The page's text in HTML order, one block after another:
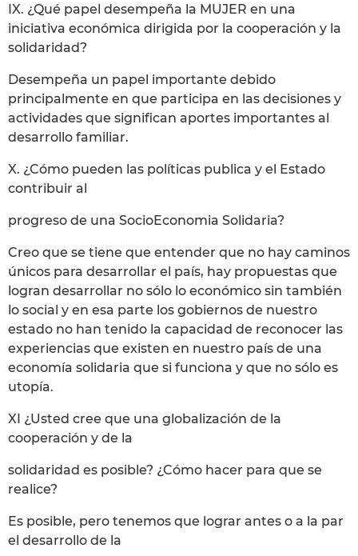
IX. ¿Qué papel desempeña la MUJER en una
iniciativa económica dirigida por la cooperación y la
solidaridad?
Desempeña un papel importante debido
principalmente en que participa en las decisiones y
actividades que significan aportes importantes al
desarrollo familiar.
X. ¿Cómo pueden las políticas publica y el Estado
contribuir al
progreso de una SocioEconomia Solidaria?
Creo que se tiene que entender que no hay caminos
únicos para desarrollar el país, hay propuestas que
logran desarrollar no sólo lo económico sin también
lo social y en esa parte los gobiernos de nuestro
estado no han tenido la capacidad de reconocer las
experiencias que existen en nuestro país de una
economía solidaria que si funciona y que no sólo es
utopía.
XI ¿Usted cree que una globalización de la
cooperación y de la
solidaridad es posible? ¿Cómo hacer para que se
realice?
Es posible, pero tenemos que lograr antes o a la par
el desarrollo de la